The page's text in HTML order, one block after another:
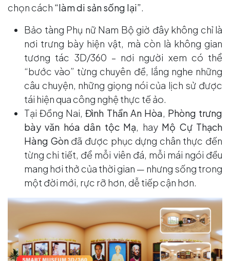
chọn cách “làm di sản sống lại”.
Bảo tàng Phụ nữ Nam Bộ giờ đây không chỉ là
nơi trưng bày hiện vật, mà còn là không gian
tương tác 3D/360 – nơi người xem có thể
“bước vào” từng chuyên đề, lắng nghe những
câu chuyện, những giọng nói của lịch sử được
tái hiện qua công nghệ thực tế ảo.
Tại Đồng Nai,Đình Thần An Hòa, Phòng trưng
bày văn hóa dân tộc Mạ, hay Mộ Cự Thạch
Hàng Gònđã được phục dựng chân thực đến
từng chi tiết, để mỗi viên đá, mỗi mái ngói đều
mang hơi thở của thời gian — nhưng sống trong
một đời mới, rực rỡ hơn, dễ tiếp cận hơn.